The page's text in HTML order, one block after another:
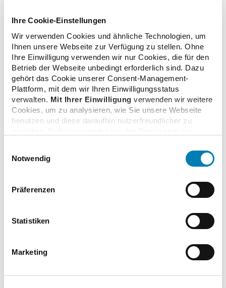
Ihre Cookie-Einstellungen
Wir verwenden Cookies und ähnliche Technologien, um
Ihnen unsere Webseite zur Verfügung zu stellen. Ohne
Ihre Einwilligung verwenden wir nur Cookies, die für den
Betrieb der Webseite unbedingt erforderlich sind. Dazu
gehört das Cookie unserer Consent-Management-
Plattform, mit dem wir Ihren Einwilligungsstatus
verwalten. Mit Ihrer Einwilligung verwenden wir weitere
Cookies, um zu analysieren, wie Sie unsere Webseite
benutzen und diese daraufhin nutzerfreundlicher zu
Adresse und Ihr Surfverhalten verarbeitet. Mit einem
Klick auf „Cookies zulassen“ stimmen Sie der
erforderlichen Cookies zu. Über die Schaltfläche „Nur
notwendige Cookies verwenden“ können Sie die nicht
unteren Regler Ihre persönlichen Bedürfnisse individuell
einstellen. Sie können Ihre Einwilligung jederzeit mit
Informationen finden Sie in unseren
Datenschutzhinweisen.
Notwendig
Präferenzen
Statistiken
Marketing
Zusatzinformationen
Verwandte Nachrichten
Plakatmotive zur Impfmotivation
27.08.2021
sich nicht gegen Grippe impfen lassen
01.10.2020